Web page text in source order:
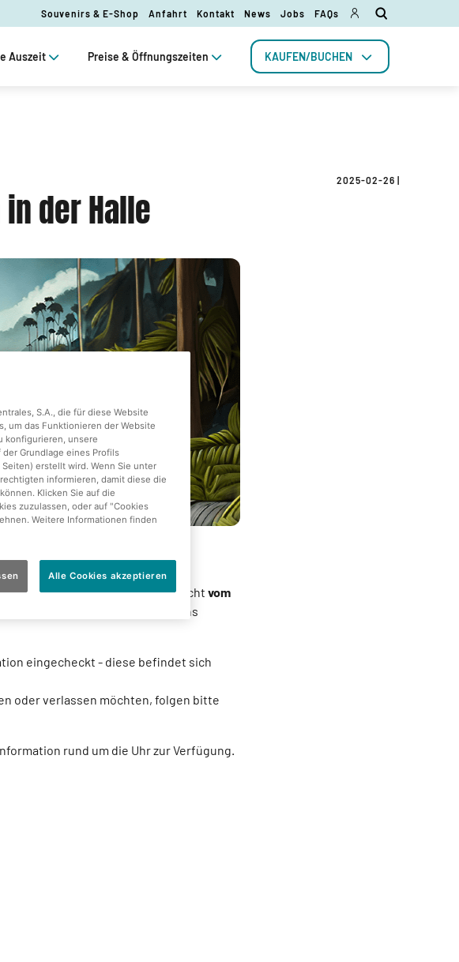
Souvenirs & E-Shop Anfahrt Kontakt News Jobs FAQs
Auszeit Preise & Öffnungszeiten KAUFEN/BUCHEN
2025-02-26
der Halle
wird dieRezeptionin der Nacht vom
morgens
eingecheckt - diese befindet sich
oder verlassen möchten, folgen bitte
rund um die Uhr zur Verfügung.
S.A., die für diese Website
um das Funktionieren der Website
konfigurieren, unsere
Grundlage eines Profils
erstellt wird. Wenn Sie unter
informieren, damit diese die
Klicken Sie auf die
zuzulassen, oder auf "Cookies
Weitere Informationen finden
Alle Cookies akzeptieren